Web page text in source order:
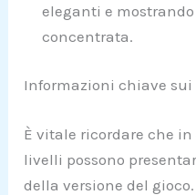
eleganti e mostrando
concentrata.
Informazioni chiave
È vitale ricordare che
livelli possono
della versione del